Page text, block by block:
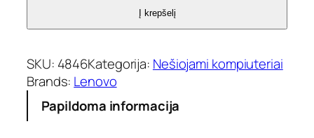
Į krepšelį
SKU: 4846Kategorija: Nešiojami kompiuteriai
Brands: Lenovo
Papildoma informacija